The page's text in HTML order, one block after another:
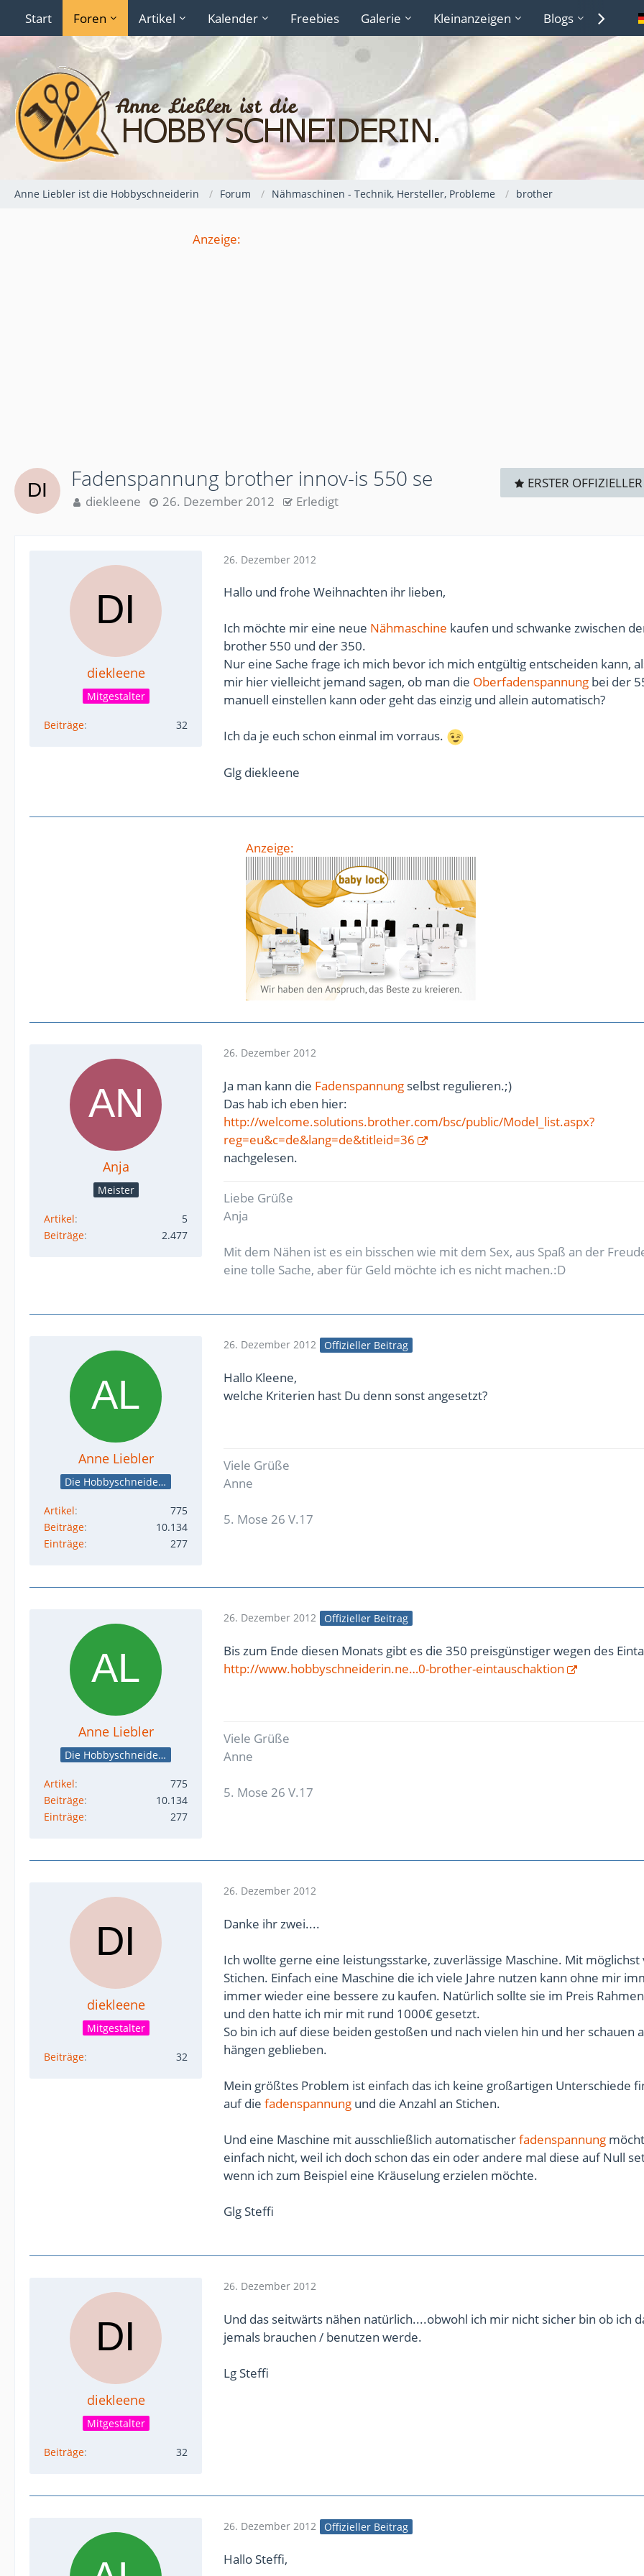
Start Foren Artikel Kalender Freebies Galerie Kleinanzeigen Blogs
Anne Liebler ist die Hobbyschneiderin Forum Nähmaschinen - Technik, Hersteller, Probleme brother
Anzeige:
Fadenspannung brother innov-is 550 se
diekleene 26. Dezember 2012 Erledigt
ERSTER
diekleene
Mitgestalter
Beiträge 32
26. Dezember 2012
Hallo und frohe Weihnachten ihr lieben,
Ich möchte mir eine neue Nähmaschine kaufen und schwanke zwischen
brother 550 und der 350.
Nur eine Sache frage ich mich bevor ich mich entgültig entscheiden kann,
mir hier vielleicht jemand sagen, ob man die Oberfadenspannung bei der
manuell einstellen kann oder geht das einzig und allein automatisch?
Ich da je euch schon einmal im vorraus.
Glg diekleene
Anzeige:
Anja
Meister
Artikel
5
Beiträge
2.477
26. Dezember 2012
Ja man kann die Fadenspannung selbst regulieren.;)
Das hab ich eben hier:
http://welcome.solutions.brother.com/bsc/public/Model_list.aspx?
reg=eu&c=de&lang=de&titleid=36
nachgelesen.
Liebe Grüße
Anja
Mit dem Nähen ist es ein bisschen wie mit dem Sex, aus Spaß an der
eine tolle Sache, aber für Geld möchte ich es nicht machen.:D
Anne Liebler
Die Hobbyschneiderin
Artikel
775
Beiträge
10.134
Einträge
277
26. Dezember 2012 Offizieller Beitrag
Hallo Kleene,
welche Kriterien hast Du denn sonst angesetzt?
Viele Grüße
Anne
5. Mose 26 V.17
Anne Liebler
Die Hobbyschneiderin
Artikel
775
Beiträge
10.134
Einträge
277
26. Dezember 2012 Offizieller Beitrag
Bis zum Ende diesen Monats gibt es die 350 preisgünstiger wegen des
http://www.hobbyschneiderin.ne…0-brother-eintauschaktion
Viele Grüße
Anne
5. Mose 26 V.17
diekleene
Mitgestalter
Beiträge 32
26. Dezember 2012
Danke ihr zwei....
Ich wollte gerne eine leistungsstarke, zuverlässige Maschine. Mit möglichst
Stichen. Einfach eine Maschine die ich viele Jahre nutzen kann ohne mir
immer wieder eine bessere zu kaufen. Natürlich sollte sie im Preis
und den hatte ich mir mit rund 1000€ gesetzt.
So bin ich auf diese beiden gestoßen und nach vielen hin und her schauen
hängen geblieben.
Mein größtes Problem ist einfach das ich keine großartigen Unterschiede
auf die fadenspannung und die Anzahl an Stichen.
Und eine Maschine mit ausschließlich automatischerfadenspannung
einfach nicht, weil ich doch schon das ein oder andere mal diese auf Null
wenn ich zum Beispiel eine Kräuselung erzielen möchte.
Glg Steffi
diekleene
Mitgestalter
Beiträge 32
26. Dezember 2012
Und das seitwärts nähen natürlich....obwohl ich mir nicht sicher bin ob ich
jemals brauchen / benutzen werde.
Lg Steffi
26. Dezember 2012 Offizieller Beitrag
Hallo Steffi,